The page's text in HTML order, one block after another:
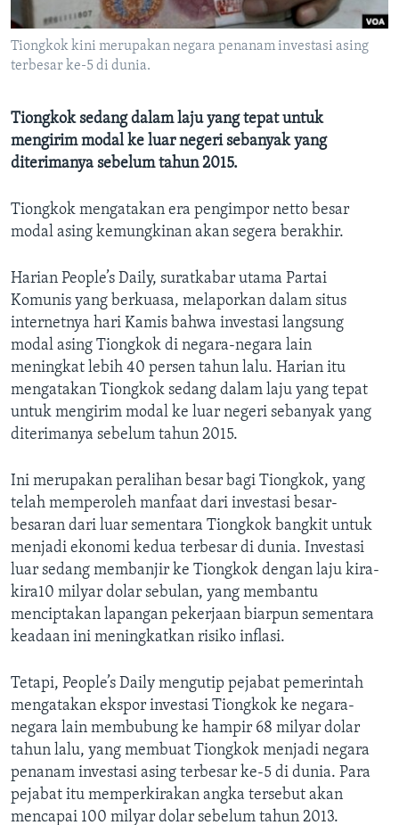
Tiongkok kini merupakan negara penanam investasi asing
terbesar ke-5 di dunia.
Tiongkok sedang dalam laju yang tepat untuk
mengirim modal ke luar negeri sebanyak yang
diterimanya sebelum tahun 2015.
Tiongkok mengatakan era pengimpor netto besar
modal asing kemungkinan akan segera berakhir.
Harian People’s Daily, suratkabar utama Partai
Komunis yang berkuasa, melaporkan dalam situs
internetnya hari Kamis bahwa investasi langsung
modal asing Tiongkok di negara-negara lain
meningkat lebih 40 persen tahun lalu. Harian itu
mengatakan Tiongkok sedang dalam laju yang tepat
untuk mengirim modal ke luar negeri sebanyak yang
diterimanya sebelum tahun 2015.
Ini merupakan peralihan besar bagi Tiongkok, yang
telah memperoleh manfaat dari investasi besar-
besaran dari luar sementara Tiongkok bangkit untuk
menjadi ekonomi kedua terbesar di dunia. Investasi
luar sedang membanjir ke Tiongkok dengan laju kira-
kira10 milyar dolar sebulan, yang membantu
menciptakan lapangan pekerjaan biarpun sementara
keadaan ini meningkatkan risiko inflasi.
Tetapi, People’s Daily mengutip pejabat pemerintah
mengatakan ekspor investasi Tiongkok ke negara-
negara lain membubung ke hampir 68 milyar dolar
tahun lalu, yang membuat Tiongkok menjadi negara
penanam investasi asing terbesar ke-5 di dunia. Para
pejabat itu memperkirakan angka tersebut akan
mencapai 100 milyar dolar sebelum tahun 2013.